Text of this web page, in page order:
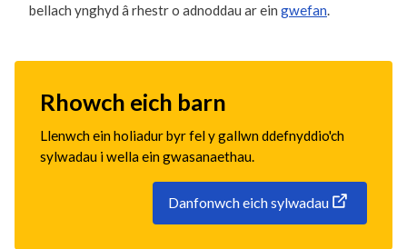
bellach ynghyd â rhestr o adnoddau ar ein gwefan.
Rhowch eich barn
Llenwch ein holiadur byr fel y gallwn ddefnyddio'ch
sylwadau i wella ein gwasanaethau.
Danfonwch eich sylwadau